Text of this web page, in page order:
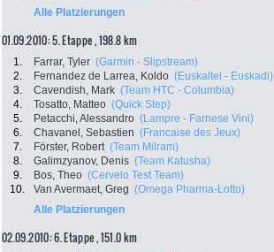
Alle Platzierungen
01.09.2010: 5. Etappe , 198.8 km
1. Farrar, Tyler (Garmin - Slipstream)
2.
Fernandez de Larrea, Koldo (Euskaltel - Euskadi)
3.
Cavendish, Mark (Team HTC - Columbia)
4.
Tosatto, Matteo (Quick Step)
5.
Petacchi, Alessandro (Lampre - Farnese Vini)
6.
Chavanel, Sebastien (Francaise des Jeux)
7.
Förster, Robert (Team Milram)
8.
Galimzyanov, Denis (Team Katusha)
9.
Bos, Theo (Cervelo Test Team)
10.
Van Avermaet, Greg (Omega Pharma-Lotto)
Alle Platzierungen
02.09.2010: 6. Etappe , 151.0 km